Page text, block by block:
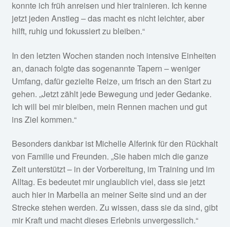
konnte ich früh anreisen und hier trainieren. Ich kenne
jetzt jeden Anstieg – das macht es nicht leichter, aber
hilft, ruhig und fokussiert zu bleiben.“
In den letzten Wochen standen noch intensive Einheiten
an, danach folgte das sogenannte Tapern – weniger
Umfang, dafür gezielte Reize, um frisch an den Start zu
gehen. „Jetzt zählt jede Bewegung und jeder Gedanke.
Ich will bei mir bleiben, mein Rennen machen und gut
ins Ziel kommen.“
Besonders dankbar ist Michelle Alferink für den Rückhalt
von Familie und Freunden. „Sie haben mich die ganze
Zeit unterstützt – in der Vorbereitung, im Training und im
Alltag. Es bedeutet mir unglaublich viel, dass sie jetzt
auch hier in Marbella an meiner Seite sind und an der
Strecke stehen werden. Zu wissen, dass sie da sind, gibt
mir Kraft und macht dieses Erlebnis unvergesslich.“